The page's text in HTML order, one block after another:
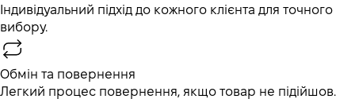
Індивідуальний підхід до кожного клієнта для точного
вибору.
Обмін та повернення
Легкий процес повернення, якщо товар не підійшов.